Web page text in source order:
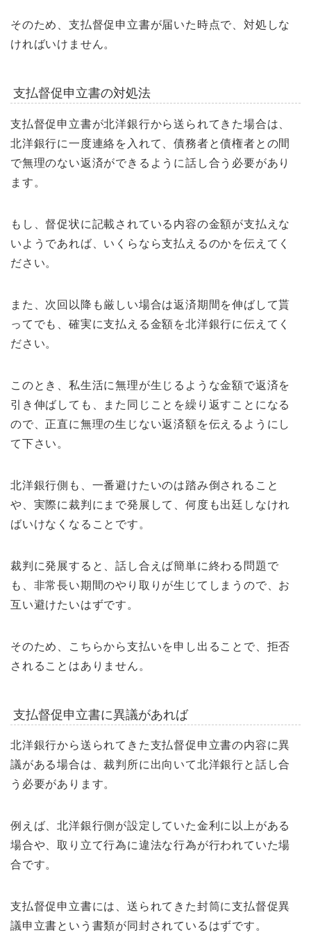
そのため、支払督促申立書が届いた時点で、対処しな
ければいけません。
支払督促申立書の対処法
支払督促申立書が北洋銀行から送られてきた場合は、
北洋銀行に一度連絡を入れて、債務者と債権者との間
で無理のない返済ができるように話し合う必要があり
ます。
もし、督促状に記載されている内容の金額が支払えな
いようであれば、いくらなら支払えるのかを伝えてく
ださい。
また、次回以降も厳しい場合は返済期間を伸ばして貰
ってでも、確実に支払える金額を北洋銀行に伝えてく
ださい。
このとき、私生活に無理が生じるような金額で返済を
引き伸ばしても、また同じことを繰り返すことになる
ので、正直に無理の生じない返済額を伝えるようにし
て下さい。
北洋銀行側も、一番避けたいのは踏み倒されること
や、実際に裁判にまで発展して、何度も出廷しなけれ
ばいけなくなることです。
裁判に発展すると、話し合えば簡単に終わる問題で
も、非常長い期間のやり取りが生じてしまうので、お
互い避けたいはずです。
そのため、こちらから支払いを申し出ることで、拒否
されることはありません。
支払督促申立書に異議があれば
北洋銀行から送られてきた支払督促申立書の内容に異
議がある場合は、裁判所に出向いて北洋銀行と話し合
う必要があります。
例えば、北洋銀行側が設定していた金利に以上がある
場合や、取り立て行為に違法な行為が行われていた場
合です。
支払督促申立書には、送られてきた封筒に支払督促異
議申立書という書類が同封されているはずです。